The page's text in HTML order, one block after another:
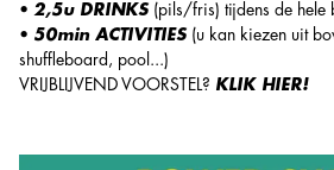
• 2,5u DRINKS (pils/fris) tijdens de hele
• 50min ACTIVITIES (u kan kiezen uit
shuffleboard, pool...)
VRIJBLIJVEND VOORSTEL? KLIK HIER!